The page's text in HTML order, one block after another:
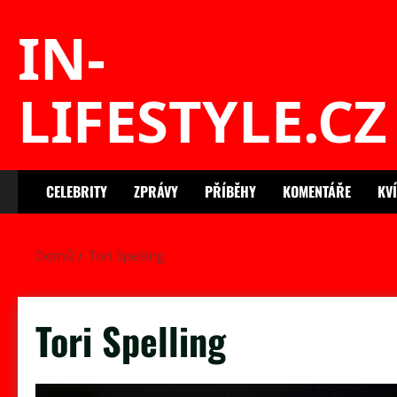
IN-
LIFESTYLE.CZ
CELEBRITY ZPRÁVY PŘÍBĚHY KOMENTÁŘE
Domů Tori Spelling
Tori Spelling